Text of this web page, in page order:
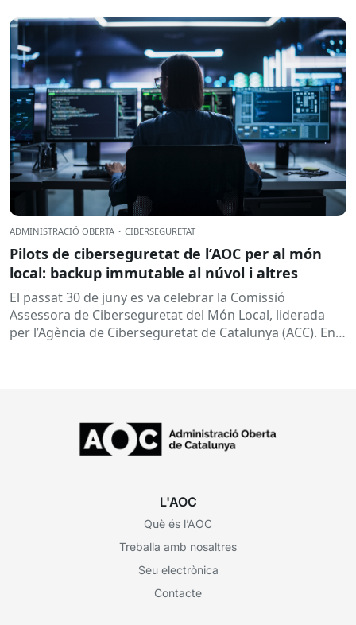
habitualment...
ADMINISTRACIÓ OBERTA · CIBERSEGURETAT
Pilots de ciberseguretat de l’AOC per al món
local: backup immutable al núvol i altres
El passat 30 de juny es va celebrar la Comissió
Assessora de Ciberseguretat del Món Local, liderada
per l’Agència de Ciberseguretat de Catalunya (ACC). En
L'AOC
Què és l’AOC
Treballa amb nosaltres
Seu electrònica
Contacte